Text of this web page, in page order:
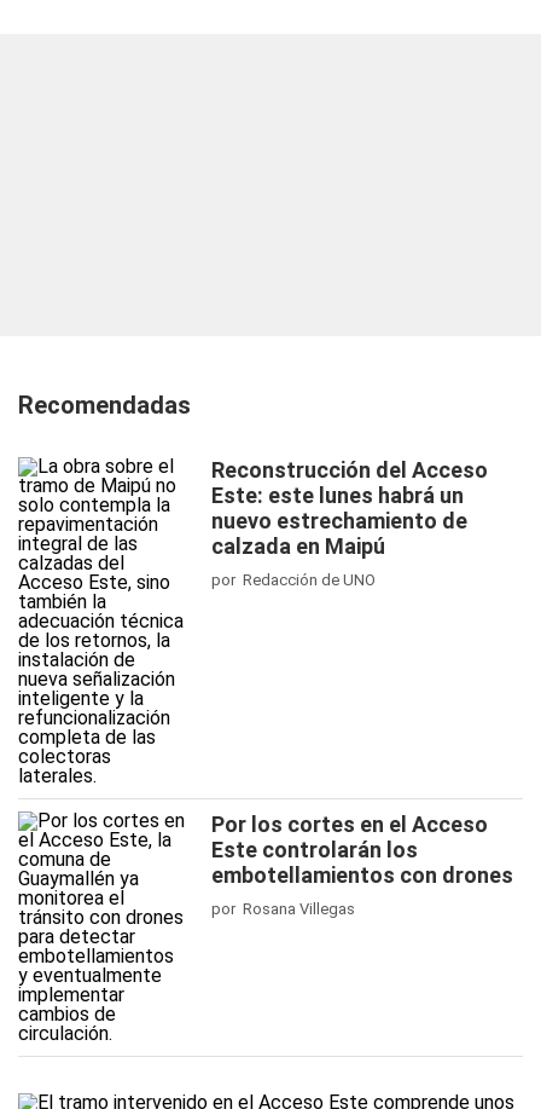
Recomendadas
Reconstrucción del Acceso
Este: este lunes habrá un
nuevo estrechamiento de
calzada en Maipú
por Redacción de UNO
Por los cortes en el Acceso
Este controlarán los
embotellamientos con drones
por Rosana Villegas